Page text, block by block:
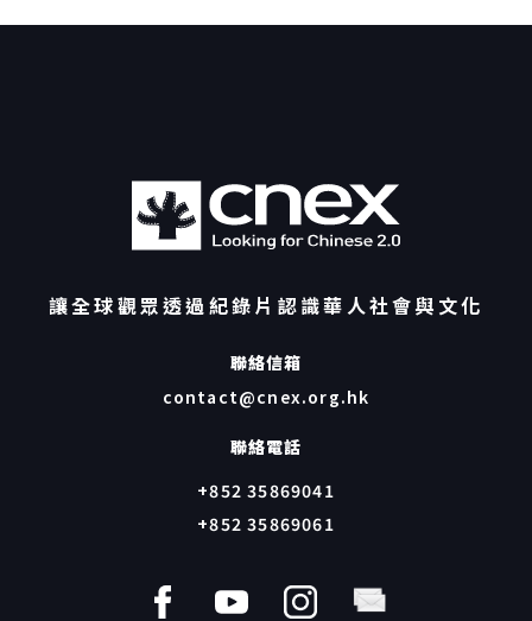
讓全球觀眾透過紀錄片認識華人社會與文化
聯絡信箱
contact@cnex.org.hk
聯絡電話
+852 35869041
+852 35869061